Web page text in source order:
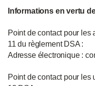
Informations en vertu
Point de contact pour les
11 du règlement DSA :
Adresse électronique :
Point de contact pour les